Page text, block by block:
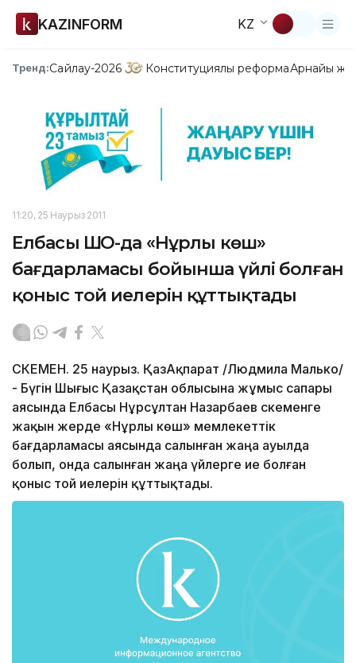
KAZINFORM KZ
Тренд:Сайлау-2026 Конституциялық реформаАрнайы
11:20, 25 Наурыз 2011
Елбасы ШҚО-да «Нұрлы көш»
бағдарламасы бойынша үйлі болған
қоныс той иелерін құттықтады
ӨСКЕМЕН. 25 наурыз. ҚазАқпарат /Людмила Малько/
- Бүгін Шығыс Қазақстан облысына жұмыс сапары
аясында Елбасы Нұрсұлтан Назарбаев Өскеменге
жақын жерде «Нұрлы көш» мемлекеттік
бағдарламасы аясында салынған жаңа ауылда
болып, онда салынған жаңа үйлерге ие болған
қоныс той иелерін құттықтады.